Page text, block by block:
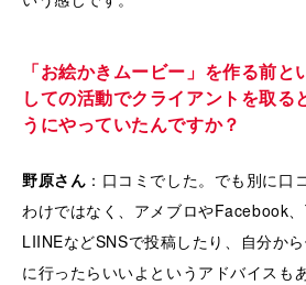
「お絵かきムービー」を作る前と
しての活動でクライアントを取る
うにやっていたんですか？
野原さん ：口コミでした。でも別に口
わけではなく、アメブロやFacebook
LIINEなどSNSで投稿したり、自分か
に行ったらいいよというアドバイスも